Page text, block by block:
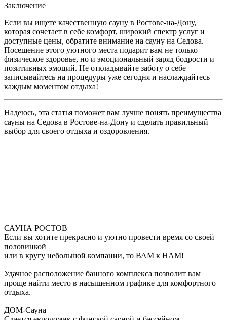
Заключение
Если вы ищете качественную сауну в Ростове-на-Дону,
которая сочетает в себе комфорт, широкий спектр услуг и
доступные цены, обратите внимание на сауну на Седова.
Посещение этого уютного места подарит вам не только
физическое здоровье, но и эмоциональный заряд бодрости и
позитивных эмоций. Не откладывайте заботу о себе —
записывайтесь на процедуры уже сегодня и наслаждайтесь
каждым моментом отдыха!
Надеюсь, эта статья поможет вам лучше понять преимущества
сауны на Седова в Ростове-на-Дону и сделать правильный
выбор для своего отдыха и оздоровления.
САУНА РОСТОВ
Если вы хотите прекрасно и уютно провести время со своей
половинкой
или в кругу небольшой компании, то ВАМ к НАМ!
Удачное расположение банного комплекса позволит вам
проще найти место в насыщенном графике для комфортного
отдыха.
ДОМ-Сауна